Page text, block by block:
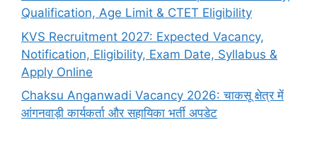
Qualification, Age Limit & CTET Eligibility
KVS Recruitment 2027: Expected Vacancy,
Notification, Eligibility, Exam Date, Syllabus &
Apply Online
Chaksu Anganwadi Vacancy 2026: चाकसू क्षेत्र में
आंगनवाड़ी कार्यकर्ता और सहायिका भर्ती अपडेट